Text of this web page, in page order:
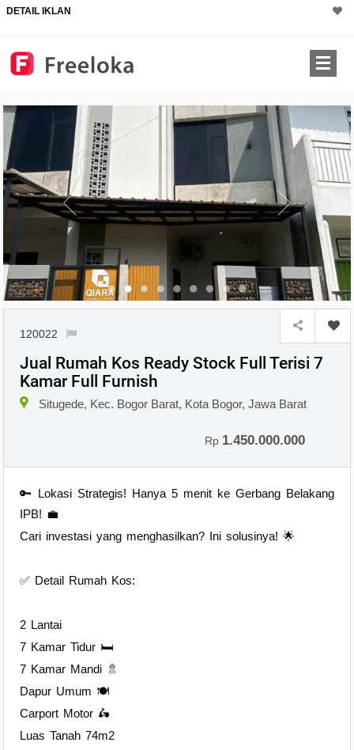
DETAIL IKLAN
120022
Jual Rumah Kos Ready Stock Full Terisi 7
Kamar Full Furnish
Situgede, Kec. Bogor Barat, Kota Bogor, Jawa Barat
Rp 1.450.000.000
🔑 Lokasi Strategis! Hanya 5 menit ke Gerbang Belakang
IPB! 💼
Cari investasi yang menghasilkan? Ini solusinya! 🌟
✅ Detail Rumah Kos:
2 Lantai
7 Kamar Tidur 🛏
7 Kamar Mandi 🚿
Dapur Umum 🍽
Carport Motor 🛵
Luas Tanah 74m2